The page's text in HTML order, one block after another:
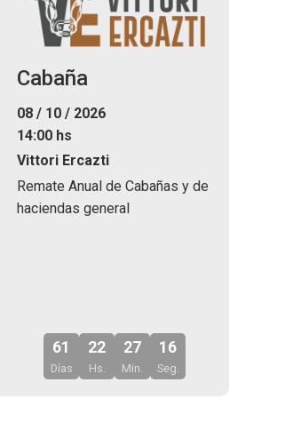
Cabaña
08 / 10 / 2026
14:00 hs
Vittori Ercazti
Remate Anual de Cabañas y de
haciendas general
61
Días
22
Hs.
27
Min.
14
Seg.